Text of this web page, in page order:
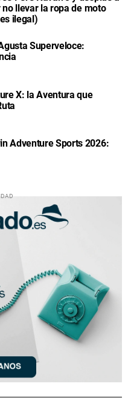
llevar la ropa de moto
ilegal)
Superveloce:
X: la Aventura que
Adventure Sports 2026: